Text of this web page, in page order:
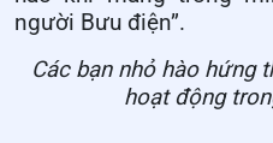
người Bưu điện”.
Các bạn nhỏ hào hứng
hoạt động